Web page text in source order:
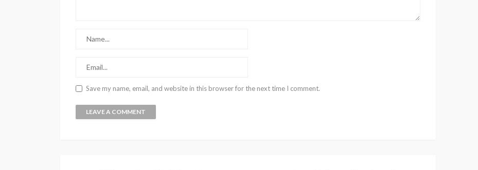
Save my name, email, and website in this browser for the next time I comment.